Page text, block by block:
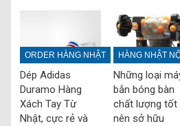
ORDER HÀNG NHẬT
Dép Adidas
Duramo Hàng
Xách Tay Từ
Nhật, cực rẻ và
HÀNG NHẬT
Những loại
bắn bóng bàn
chất lượng tốt
nên sở hữu